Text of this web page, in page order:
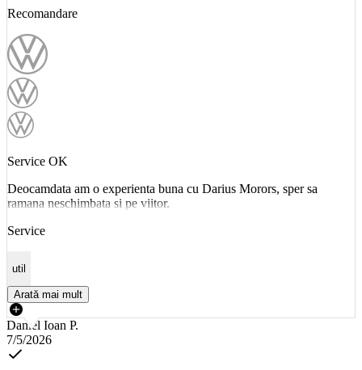
Recomandare
Service OK
Deocamdata am o experienta buna cu Darius Morors, sper sa
ramana neschimbata si pe viitor.
Service
util
Arată mai mult
Daniel Ioan P.
7/5/2026